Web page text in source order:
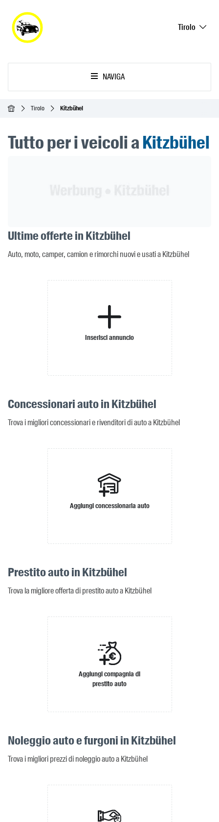
Tirolo
NAVIGA
Home Tirolo Kitzbühel
Tutto per i veicoli aKitzbühel
Ultime offerte in Kitzbühel
Auto, moto, camper, camion e rimorchi nuovi e usati a Kitzbühel
Inserisci annuncio
Concessionari auto in Kitzbühel
Trova i migliori concessionari e rivenditori di auto a Kitzbühel
Aggiungi concessionaria auto
Prestito auto in Kitzbühel
Trova la migliore offerta di prestito auto a Kitzbühel
Aggiungi compagnia di
prestito auto
Noleggio auto e furgoni in Kitzbühel
Trova i migliori prezzi di noleggio auto a Kitzbühel